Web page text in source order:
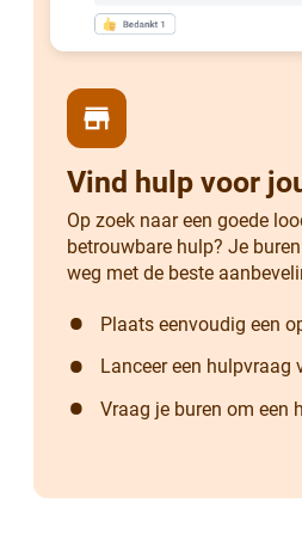
store
Vind hulp voor
Op zoek naar een goede
betrouwbare hulp? Je
weg met de beste
Plaats eenvoudig een
Lanceer een hulpvraag
Vraag je buren om een